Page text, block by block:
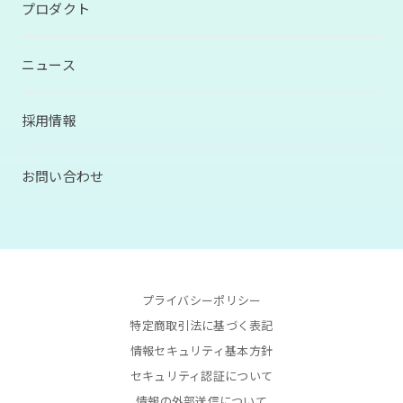
プロダクト
ニュース
採用情報
お問い合わせ
プライバシーポリシー
特定商取引法に基づく表記
情報セキュリティ基本方針
セキュリティ認証について